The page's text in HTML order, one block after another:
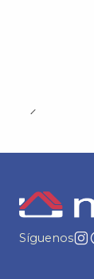
Síguenos